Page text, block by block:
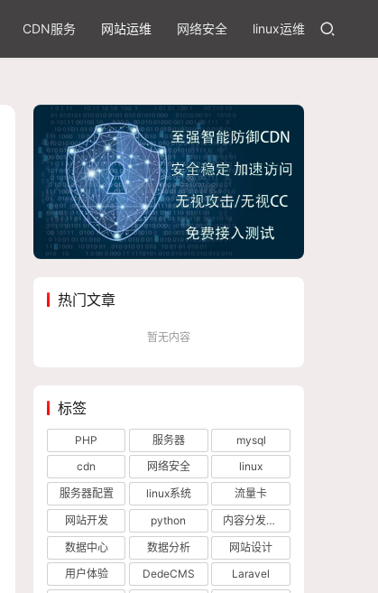
CDN服务 网站运维 网络安全 linux运维
热门文章
暂无内容
标签
PHP 服务器
mysql
cdn
网络安全
linux
服务器配置
linux系统
流量卡
网站开发
python
内容分发网络
数据中心
数据分析
网站设计
用户体验
DedeCMS
Laravel